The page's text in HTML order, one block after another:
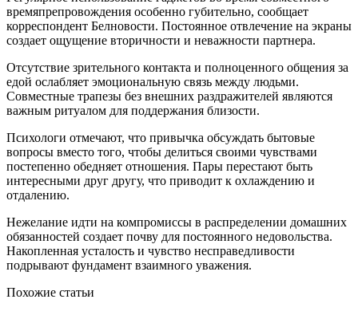
времяпрепровождения особенно губительно, сообщает
корреспондент Белновости. Постоянное отвлечение на экраны
создает ощущение вторичности и неважности партнера.
Отсутствие зрительного контакта и полноценного общения за
едой ослабляет эмоциональную связь между людьми.
Совместные трапезы без внешних раздражителей являются
важным ритуалом для поддержания близости.
Психологи отмечают, что привычка обсуждать бытовые
вопросы вместо того, чтобы делиться своими чувствами
постепенно обедняет отношения. Пары перестают быть
интересными друг другу, что приводит к охлаждению и
отдалению.
Нежелание идти на компромиссы в распределении домашних
обязанностей создает почву для постоянного недовольства.
Накопленная усталость и чувство несправедливости
подрывают фундамент взаимного уважения.
Похожие статьи